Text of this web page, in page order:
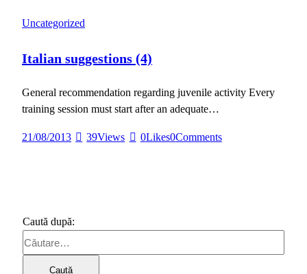
Uncategorized
Italian suggestions (4)
General recommendation regarding juvenile activity Every
training session must start after an adequate…
21/08/2013 39Views 0Likes0Comments
Caută după: